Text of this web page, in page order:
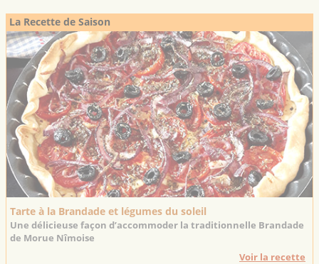
La Recette de Saison
Tarte à la Brandade et légumes du soleil
Une délicieuse façon d’accommoder la traditionnelle Brandade
de Morue Nîmoise
Voir la recette